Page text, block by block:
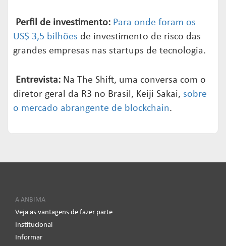
Perfil de investimento: Para onde foram os
US$ 3,5 bilhões de investimento de risco das
grandes empresas nas startups de tecnologia.
Entrevista: Na The Shift, uma conversa com o
diretor geral da R3 no Brasil, Keiji Sakai, sobre
o mercado abrangente de blockchain.
A ANBIMA
Veja as vantagens de fazer parte
Institucional
Informar